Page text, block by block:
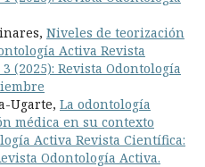
Niveles de teorización
Activa Revista
(2025): Revista Odontología
Ugarte, La odontología
médica en su contexto
Activa Revista Científica:
Odontología Activa.